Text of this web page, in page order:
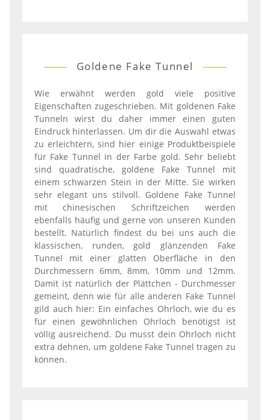
Goldene Fake Tunnel
Wie erwähnt werden gold viele positive
Eigenschaften zugeschrieben. Mit goldenen Fake
Tunneln wirst du daher immer einen guten
Eindruck hinterlassen. Um dir die Auswahl etwas
zu erleichtern, sind hier einige Produktbeispiele
für Fake Tunnel in der Farbe gold. Sehr beliebt
sind quadratische, goldene Fake Tunnel mit
einem schwarzen Stein in der Mitte. Sie wirken
sehr elegant uns stilvoll. Goldene Fake Tunnel
mit chinesischen Schriftzeichen werden
ebenfalls häufig und gerne von unseren Kunden
bestellt. Natürlich findest du bei uns auch die
klassischen, runden, gold glänzenden Fake
Tunnel mit einer glatten Oberfläche in den
Durchmessern 6mm, 8mm, 10mm und 12mm.
Damit ist natürlich der Plättchen - Durchmesser
gemeint, denn wie für alle anderen Fake Tunnel
gild auch hier: Ein einfaches Ohrloch, wie du es
für einen gewöhnlichen Ohrloch benötigst ist
völlig ausreichend. Du musst dein Ohrloch nicht
extra dehnen, um goldene Fake Tunnel tragen zu
können.